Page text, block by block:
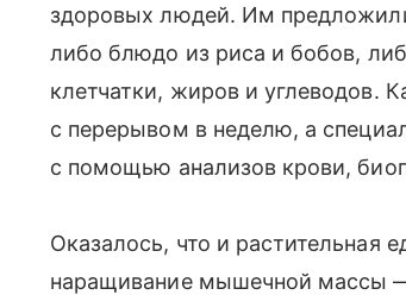
здоровых людей. Им
либо блюдо из риса и бобов,
клетчатки, жиров и углеводов.
с перерывом в неделю, а
с помощью анализов крови,
Оказалось, что и растительная
наращивание мышечной массы